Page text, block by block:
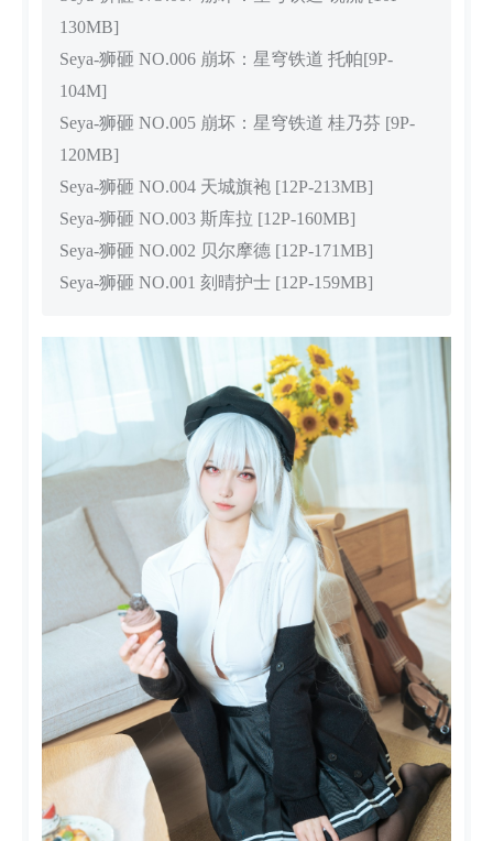
130MB]
Seya-狮砸 NO.006 崩坏：星穹铁道 托帕[9P-
104M]
Seya-狮砸 NO.005 崩坏：星穹铁道 桂乃芬 [9P-
120MB]
Seya-狮砸 NO.004 天城旗袍 [12P-213MB]
Seya-狮砸 NO.003 斯库拉 [12P-160MB]
Seya-狮砸 NO.002 贝尔摩德 [12P-171MB]
Seya-狮砸 NO.001 刻晴护士 [12P-159MB]